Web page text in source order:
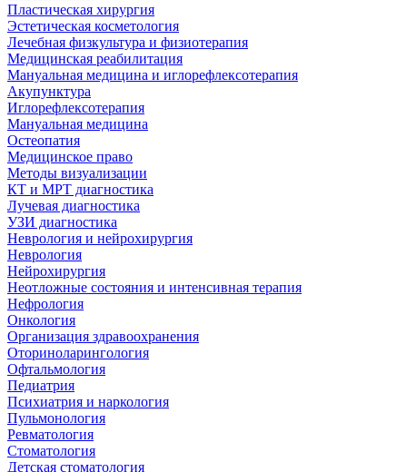
Пластическая хирургия
Эстетическая косметология
Лечебная физкультура и физиотерапия
Медицинская реабилитация
Мануальная медицина и иглорефлексотерапия
Акупунктура
Иглорефлексотерапия
Мануальная медицина
Остеопатия
Медицинское право
Методы визуализации
КТ и МРТ диагностика
Лучевая диагностика
УЗИ диагностика
Неврология и нейрохирургия
Неврология
Нейрохирургия
Неотложные состояния и интенсивная терапия
Нефрология
Онкология
Организация здравоохранения
Оториноларингология
Офтальмология
Педиатрия
Психиатрия и наркология
Пульмонология
Ревматология
Стоматология
Детская стоматология